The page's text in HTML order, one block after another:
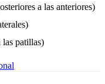
a las anteriores)
las patillas)